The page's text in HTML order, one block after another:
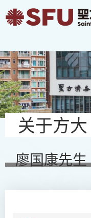
关于方大
廖国康先生